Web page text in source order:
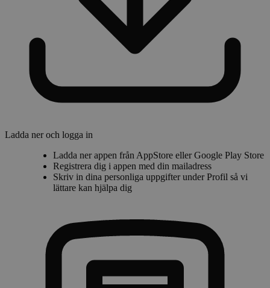
Ladda ner och logga in
Ladda ner appen från AppStore eller Google Play Store
Registrera dig i appen med din mailadress
Skriv in dina personliga uppgifter underProfil så vi
lättare kan hjälpa dig